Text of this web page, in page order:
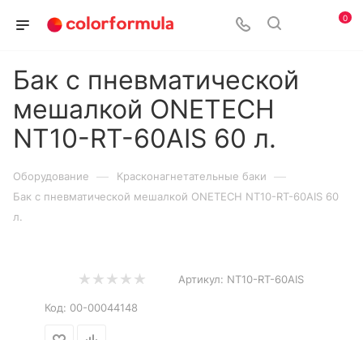
0
Бак с пневматической
мешалкой ONETECH
NT10-RT-60AIS 60 л.
Оборудование — Красконагнетательные баки —
Бак с пневматической мешалкой ONETECH NT10-RT-60AIS 60
л.
Артикул: NT10-RT-60AIS
Код: 00-00044148